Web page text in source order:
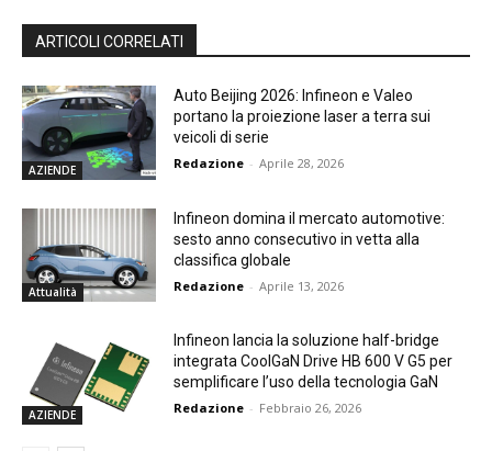
ARTICOLI CORRELATI
AZIENDE
Auto Beijing 2026: Infineon e Valeo
portano la proiezione laser a terra sui
veicoli di serie
Redazione - Aprile 28, 2026
Attualità
Infineon domina il mercato automotive:
sesto anno consecutivo in vetta alla
classifica globale
Redazione - Aprile 13, 2026
AZIENDE
Infineon lancia la soluzione half-bridge
integrata CoolGaN Drive HB 600 V G5 per
semplificare l’uso della tecnologia GaN
Redazione - Febbraio 26, 2026